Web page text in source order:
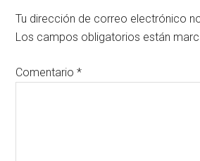
Tu dirección de correo electrónico
Los campos obligatorios están
Comentario*